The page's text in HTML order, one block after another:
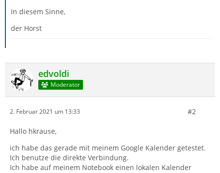
In diesem Sinne,
der Horst
edvoldi
Moderator
2. Februar 2021 um 13:33 #2
Hallo hkrause,
ich habe das gerade mit meinem Google Kalender getestet.
Ich benutze die direkte Verbindung.
Ich habe auf meinem Notebook einen lokalen Kalender